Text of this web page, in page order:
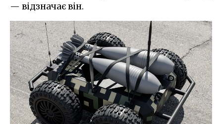
— відзначає він.